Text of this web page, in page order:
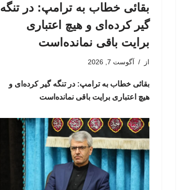
بقائی خطاب به ترامپ: در تنگه
گیر کرده‌ای و هیچ اعتباری
برایت باقی نمانده‌است
از آگوست 7, 2026
بقائی خطاب به ترامپ: در تنگه گیر کرده‌ای و
هیچ اعتباری برایت باقی نمانده‌است